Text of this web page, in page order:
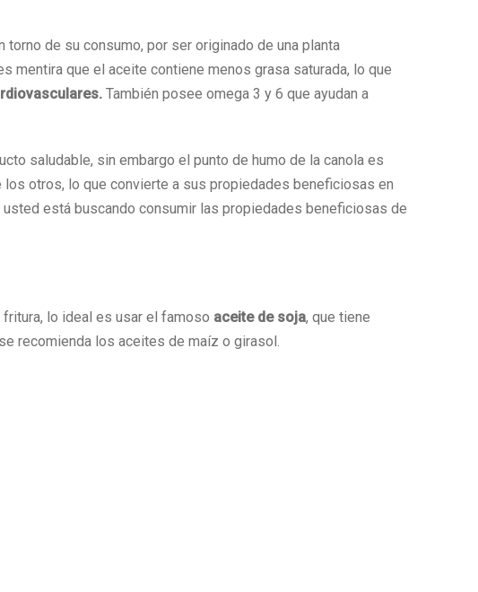
de su consumo, por ser originado de una planta
mentira que el aceite contiene menos grasa saturada, lo que
También posee omega 3 y 6 que ayudan a
saludable, sin embargo el punto de humo de la canola es
los otros, lo que convierte a sus propiedades beneficiosas en
está buscando consumir las propiedades beneficiosas de
lo ideal es usar el famoso aceite de soja, que tiene
recomienda los aceites de maíz o girasol.